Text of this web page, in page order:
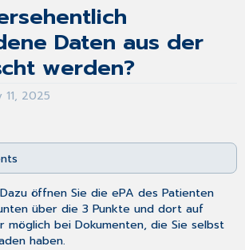
Daten aus der
werden?
11, 2025
öffnen Sie die ePA des Patienten
über die 3 Punkte und dort auf
möglich bei Dokumenten, die Sie selbst
haben.